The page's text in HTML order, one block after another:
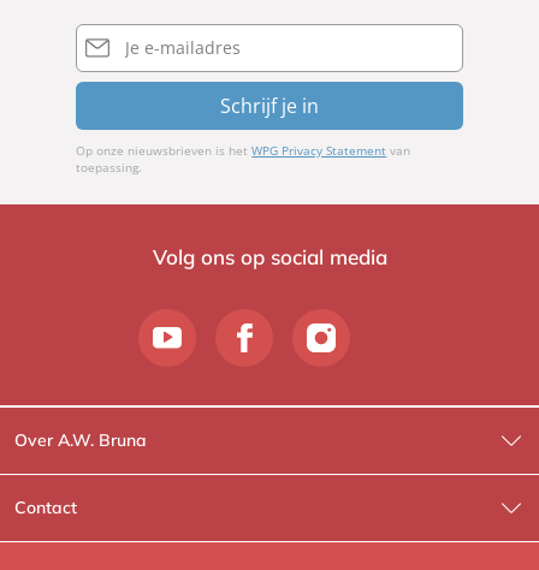
E-
mailadres
Schrijf je in
Op onze nieuwsbrieven is hetWPG Privacy Statement van
toepassing.
Volg ons op social media
Over A.W. Bruna
Wat wij doen
Wie is Wie?
Contact
Contactinformatie